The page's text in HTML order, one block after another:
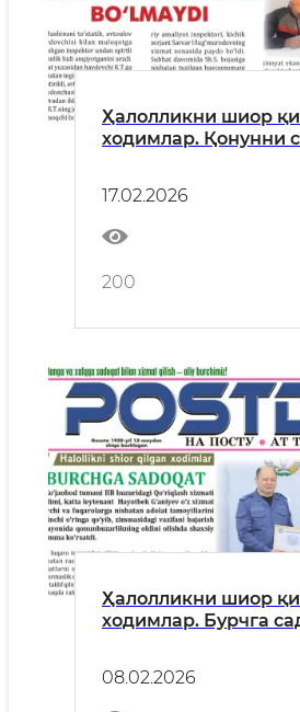
Ҳалолликни шиор
ходимлар. Қонунни
17.02.2026
200
Ҳалолликни шиор
ходимлар. Бурчга
08.02.2026